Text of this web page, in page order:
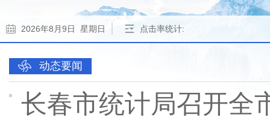
2026年8月9日 星期日 点击率统计:
动态要闻
长春市统计局召开全